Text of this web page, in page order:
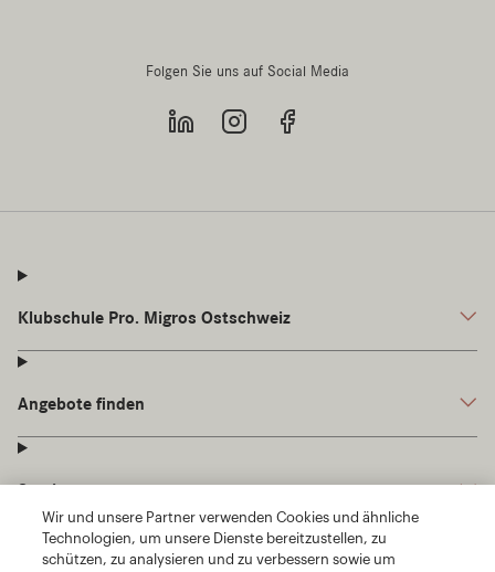
Wir und unsere Partner verwenden Cookies und ähnliche
Technologien, um unsere Dienste bereitzustellen, zu
schützen, zu analysieren und zu verbessern sowie um